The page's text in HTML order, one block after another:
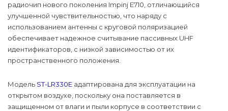
радиочип нового поколения Impinj E710, отличающийся
улучшенной чувствительностью, что наряду с
использованием антенны с круговой поляризацией
обеспечивает надежное считывание пассивных UHF
идентификаторов, с низкой зависимостью от их
пространственного положения.
Модель ST-LR330E адаптирована для эксплуатации на
открытом воздухе, поскольку она поставляется в
защищенном от влаги и пыли корпусе в соответствии с